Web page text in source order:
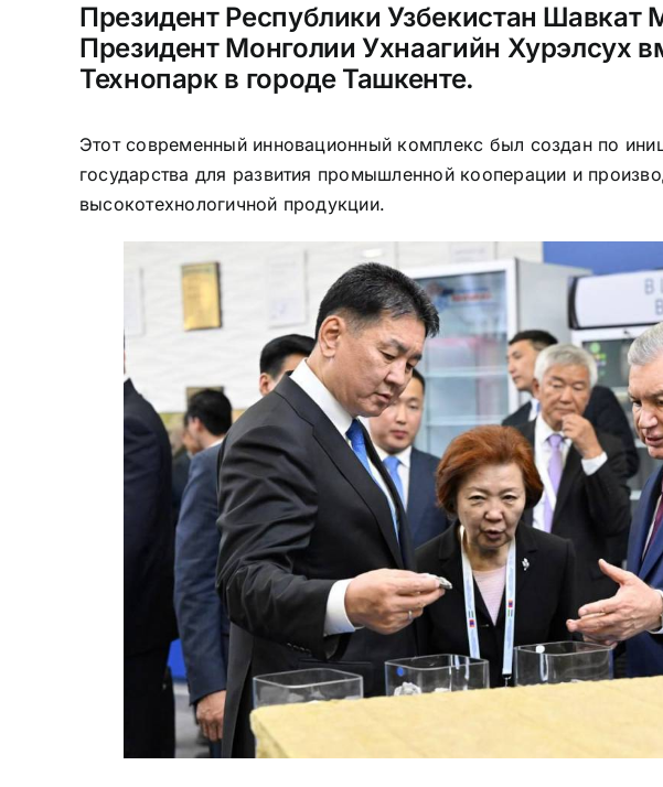
Президент Республики Узбекистан Шавкат
Президент Монголии Ухнаагийн Хурэлсух
Технопарк в городе Ташкенте.
Этот современный инновационный комплекс был создан по
государства для развития промышленной кооперации и
высокотехнологичной продукции.